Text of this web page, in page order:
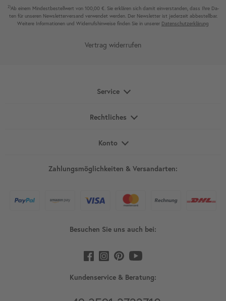
2)Ab einem Mindest­bestell­wert von 100,00 €. Sie erklären sich damit ein­ver­standen, dass Ihre Da­
ten für unseren News­letter­versand ver­wen­det werden. Der News­letter ist jeder­zeit ab­bestel­lbar.
Weitere Infor­mationen und Wider­rufshin­weise finden Sie in unserer Daten­schutz­erklärung
Vertrag widerrufen
Service
Rechtliches
Konto
Zahlungsmöglichkeiten & Versandarten:
Besuchen Sie uns auch bei:
Kundenservice & Beratung: